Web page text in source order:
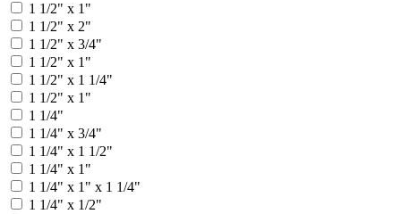
1 1/2" х 1"
1 1/2" х 2"
1 1/2" х 3/4"
1 1/2" x 1"
1 1/2" х 1 1/4"
1 1/2" х 1"
1 1/4"
1 1/4" x 3/4"
1 1/4" х 1 1/2"
1 1/4" х 1"
1 1/4" х 1" х 1 1/4"
1 1/4" х 1/2"